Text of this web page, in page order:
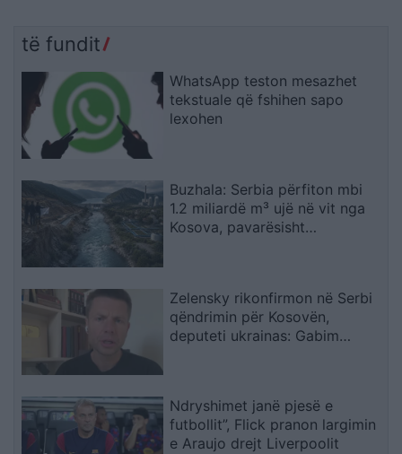
të fundit
WhatsApp teston mesazhet
tekstuale që fshihen sapo
lexohen
Buzhala: Serbia përfiton mbi
1.2 miliardë m³ ujë në vit nga
Kosova, pavarësisht
Zelensky rikonfirmon në Serbi
qëndrimin për Kosovën,
deputeti ukrainas: Gabim
Ndryshimet janë pjesë e
futbollit”, Flick pranon largimin
e Araujo drejt Liverpoolit